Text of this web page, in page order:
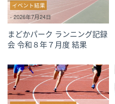
イベント結果
-2026年7月24日
まどかパーク ランニング記録
会 令和８年７月度 結果